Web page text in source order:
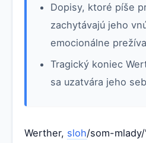
Dopisy, ktoré píše
zachytávajú jeho
emocionálne
Tragický koniec
sa uzatvára jeho
Werther, sloh/som-